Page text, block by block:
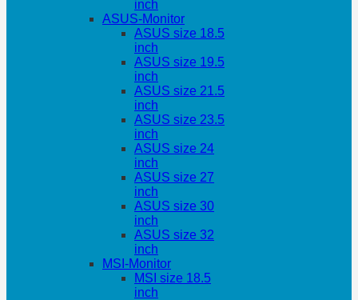
inch
ASUS-Monitor
ASUS size 18.5
inch
ASUS size 19.5
inch
ASUS size 21.5
inch
ASUS size 23.5
inch
ASUS size 24
inch
ASUS size 27
inch
ASUS size 30
inch
ASUS size 32
inch
MSI-Monitor
MSI size 18.5
inch